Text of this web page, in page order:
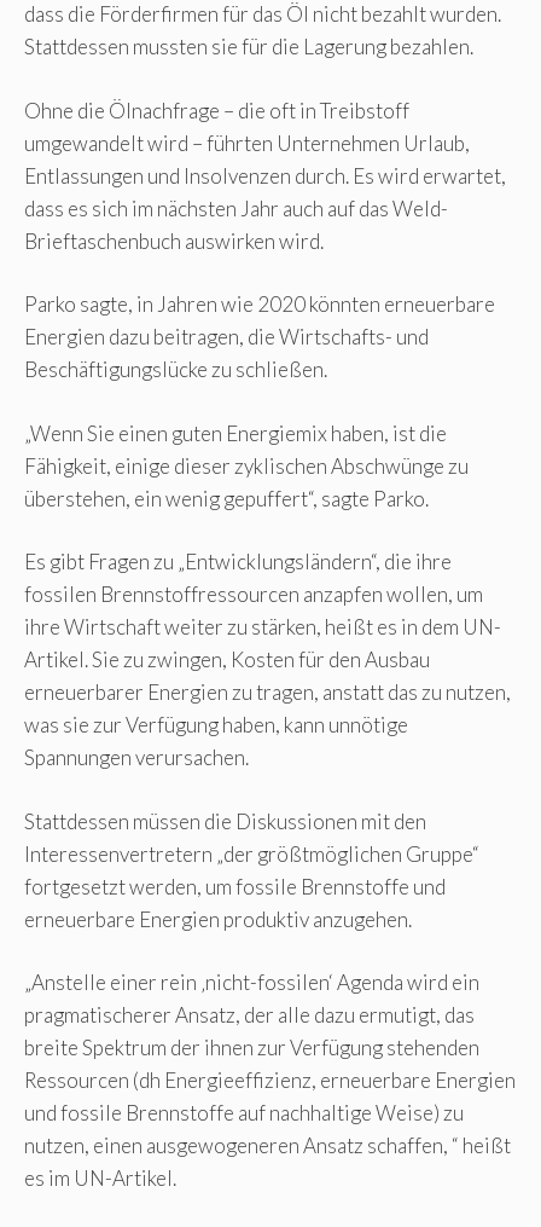
dass die Förderfirmen für das Öl nicht bezahlt wurden.
Stattdessen mussten sie für die Lagerung bezahlen.
Ohne die Ölnachfrage – die oft in Treibstoff
umgewandelt wird – führten Unternehmen Urlaub,
Entlassungen und Insolvenzen durch. Es wird erwartet,
dass es sich im nächsten Jahr auch auf das Weld-
Brieftaschenbuch auswirken wird.
Parko sagte, in Jahren wie 2020 könnten erneuerbare
Energien dazu beitragen, die Wirtschafts- und
Beschäftigungslücke zu schließen.
„Wenn Sie einen guten Energiemix haben, ist die
Fähigkeit, einige dieser zyklischen Abschwünge zu
überstehen, ein wenig gepuffert“, sagte Parko.
Es gibt Fragen zu „Entwicklungsländern“, die ihre
fossilen Brennstoffressourcen anzapfen wollen, um
ihre Wirtschaft weiter zu stärken, heißt es in dem UN-
Artikel. Sie zu zwingen, Kosten für den Ausbau
erneuerbarer Energien zu tragen, anstatt das zu nutzen,
was sie zur Verfügung haben, kann unnötige
Spannungen verursachen.
Stattdessen müssen die Diskussionen mit den
Interessenvertretern „der größtmöglichen Gruppe“
fortgesetzt werden, um fossile Brennstoffe und
erneuerbare Energien produktiv anzugehen.
„Anstelle einer rein ‚nicht-fossilen‘ Agenda wird ein
pragmatischerer Ansatz, der alle dazu ermutigt, das
breite Spektrum der ihnen zur Verfügung stehenden
Ressourcen (dh Energieeffizienz, erneuerbare Energien
und fossile Brennstoffe auf nachhaltige Weise) zu
nutzen, einen ausgewogeneren Ansatz schaffen, “ heißt
es im UN-Artikel.